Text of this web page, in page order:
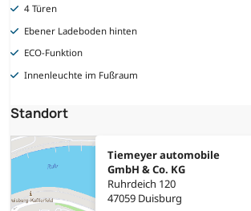
4 Türen
Ebener Ladeboden hinten
ECO-Funktion
Innenleuchte im Fußraum
Standort
Tiemeyer automobile
GmbH & Co. KG
Ruhrdeich 120
47059 Duisburg